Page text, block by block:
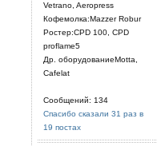
Vetrano, Aeropress
Кофемолка:Mazzer Robur
Ростер:CPD 100, CPD
proflame5
Др. оборудованиеMotta,
Cafelat
Сообщений: 134
Спасибо сказали 31 раз в
19 постах